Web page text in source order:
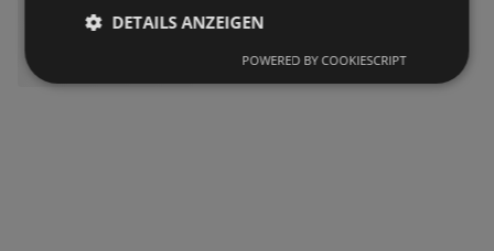
DETAILS ANZEIGEN
POWERED BY COOKIESCRIPT